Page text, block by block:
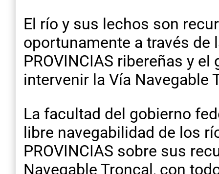
El río y sus lechos son
oportunamente a través de
PROVINCIAS ribereñas y
intervenir la Vía Navegable
La facultad del gobierno
libre navegabilidad de los
PROVINCIAS sobre sus
Navegable Troncal, con